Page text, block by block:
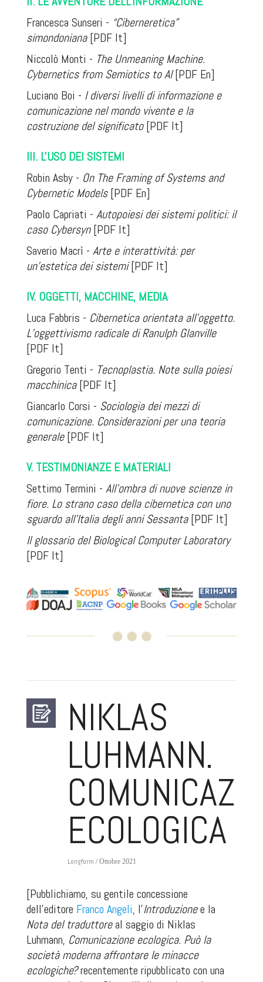
Francesca Sunseri - “Ciberneretica”
simondoniana[PDF It]
Niccolò Monti - The Unmeaning Machine.
Cybernetics from Semiotics to AI[PDF En]
Luciano Boi - I diversi livelli di informazione e
comunicazione nel mondo vivente e la
costruzione del significato[PDF It]
III. L'USO DEI SISTEMI
Robin Asby - On The Framing of Systems and
Cybernetic Models[PDF En]
Paolo Capriati - Autopoiesi dei sistemi politici: il
caso Cybersyn[PDF It]
Saverio Macrì - Arte e interattività: per
un’estetica dei sistemi[PDF It]
IV. OGGETTI, MACCHINE, MEDIA
Luca Fabbris - Cibernetica orientata all’oggetto.
L’oggettivismo radicale di Ranulph Glanville
[PDF It]
Gregorio Tenti - Tecnoplastia. Note sulla poiesi
macchinica[PDF It]
Giancarlo Corsi - Sociologia dei mezzi di
comunicazione. Considerazioni per una teoria
generale[PDF It]
V. TESTIMONIANZE E MATERIALI
Settimo Termini - All’ombra di nuove scienze in
fiore. Lo strano caso della cibernetica con uno
sguardo all’Italia degli anni Sessanta[PDF It]
Il glossario del Biological Computer Laboratory
[PDF It]
NIKLAS
LUHMANN.
ECOLOGICA
Longform / Ottobre 2021
[Pubblichiamo, su gentile concessione
dell'editore Franco Angeli, l'Introduzionee la
Nota del traduttoreal saggio di Niklas
Luhmann, Comunicazione ecologica. Può la
società moderna affrontare le minacce
ecologiche?recentemente ripubblicato con una